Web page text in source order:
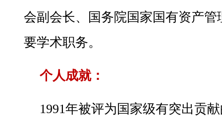
会副会长、国务院国家国有资产
要学术职务。
个人成就：
1991年被评为国家级有突出贡